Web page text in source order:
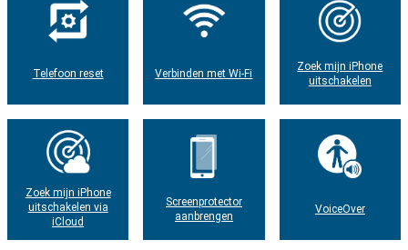
Telefoon reset Verbinden met Wi-Fi
Zoek mijn iPhone
uitschakelen
Zoek mijn iPhone
uitschakelen via
iCloud
Screenprotector
aanbrengen
VoiceOver